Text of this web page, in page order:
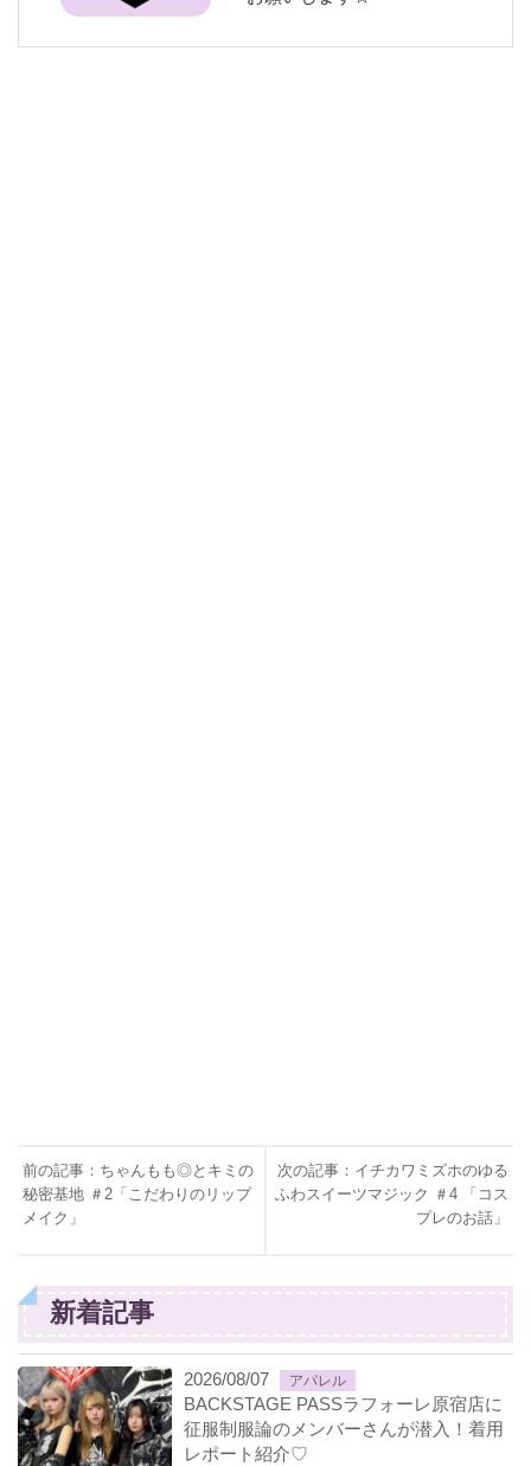
前の記事：ちゃんもも◎とキミの
秘密基地 ＃2「こだわりのリップ
メイク」
次の記事：イチカワミズホのゆる
ふわスイーツマジック ＃4 「コス
プレのお話」
新着記事
2026/08/07 アパレル
BACKSTAGE PASSラフォーレ原宿店に
征服制服論のメンバーさんが潜入！着用
レポート紹介♡